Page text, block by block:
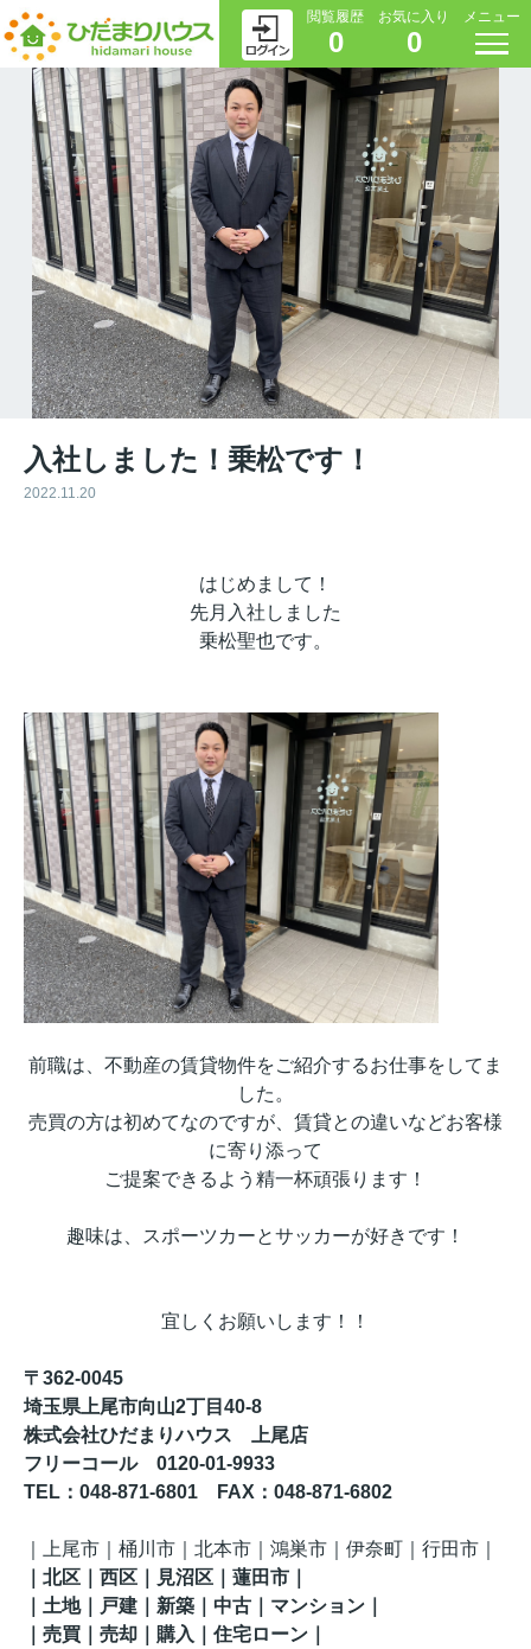
閲覧履歴
0
お気に入り
0
メニュー
入社しました！乗松です！
2022.11.20
はじめまして！
先月入社しました
乗松聖也です。
前職は、不動産の賃貸物件をご紹介するお仕事をしてま
した。
売買の方は初めてなのですが、賃貸との違いなどお客様
に寄り添って
ご提案できるよう精一杯頑張ります！
趣味は、スポーツカーとサッカーが好きです！
宜しくお願いします！！
〒362-0045
埼玉県上尾市向山2丁目40-8
株式会社ひだまりハウス 上尾店
フリーコール 0120-01-9933
TEL ：048-871-6801 FAX ： 048-871-6802
上尾市｜桶川市｜北本市｜鴻巣市｜伊奈町 ｜行田市
北区 ｜西区｜見沼区 ｜蓮田市
｜土地｜戸建｜新築｜中古｜マンション｜
｜売買｜売却｜購入｜住宅ローン｜